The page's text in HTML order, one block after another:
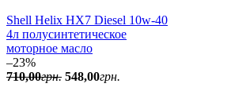
Shell Helix HX7 Diesel 10w-40
4л полусинтетическое
моторное масло
–23%
710,00грн. 548,00грн.